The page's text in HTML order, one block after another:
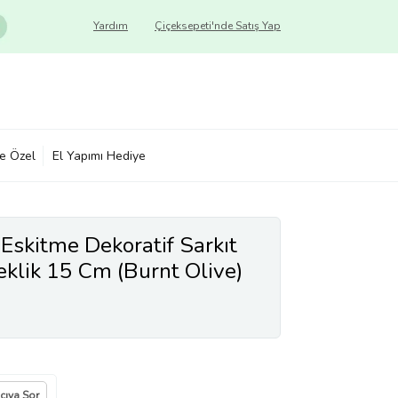
Çiçeksepeti'nde Satış Yap
Yardım
Özel El Yapımı Hediye
Dekoratif Sarkıt
15 Cm (Burnt Olive)